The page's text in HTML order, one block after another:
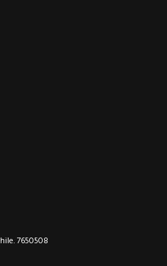
7650508